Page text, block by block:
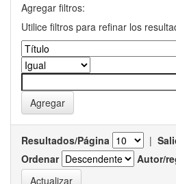
Agregar filtros:
Utilice filtros para refinar los
Resultados/Página |
Ordenar
Autor/